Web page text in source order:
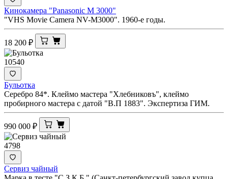
Кинокамера "Panasonic M 3000"
"VHS Movie Camera NV-M3000". 1960-е годы.
18 200 ₽
10540
Бульотка
Серебро 84*. Клеймо мастера "Хлебниковъ", клеймо
пробирного мастера с датой "В.П 1883". Экспертиза ГИМ.
990 000 ₽
4798
Сервиз чайный